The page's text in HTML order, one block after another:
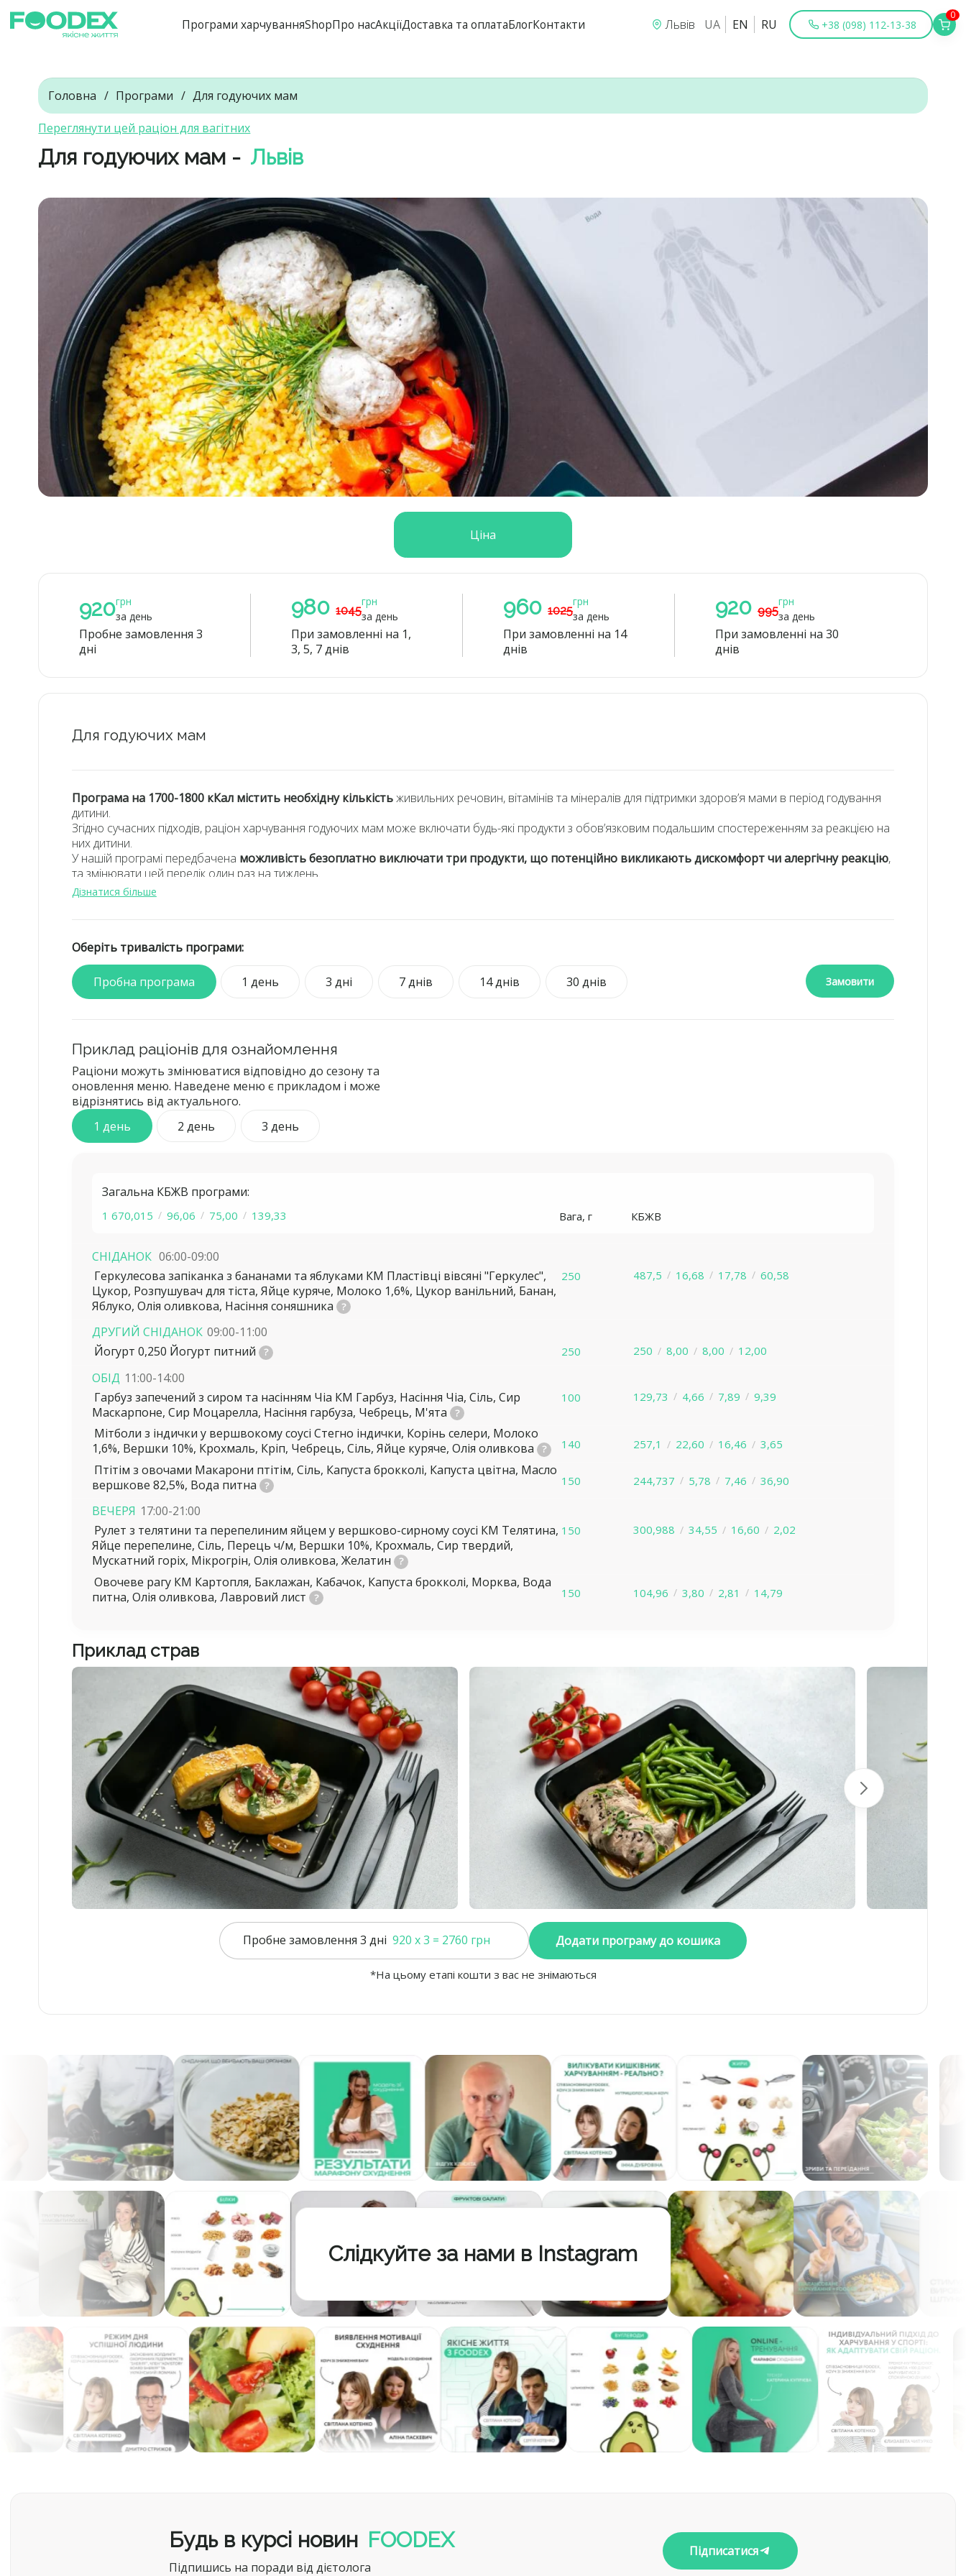
Програми харчуванняShopПро насАкціїДоставка та оплатаБлогКонтакти Львів UA EN RU +38 (098) 112-13-38
0
Головна Програми Для годуючих мам
Переглянути цей раціон для вагітних
Для годуючих мам - Львів
Ціна
920грн
за день
Пробне замовлення 3
дні
9801045
грн
за день
При замовленні на 1,
3, 5, 7 днів
960 1025
грн
за день
При замовленні на 14
днів
920995
грн
за день
При замовленні на 30
днів
Для годуючих мам
Програма на 1700-1800 кКал містить необхідну кількістьживильних речовин, вітамінів та мінералів для підтримки здоров’я мами в період годування
дитини.
Згідно сучасних підходів, раціон харчування годуючих мам може включати будь-які продукти з обов’язковим подальшим спостереженням за реакцією на
них дитини.
У нашій програмі передбачена можливість безоплатно виключати три продукти, що потенційно викликають дискомфорт чи алергічну реакцію,
та змінювати цей перелік один раз на тиждень.
Раціон розроблений лікарем з урахуванням загальних рекомендацій.
Необхідний баланс білків, жирів та вуглеводів.
Дізнатися більше
Оберіть тривалість програми:
Пробна програма 1 день 3 дні 7 днів 14 днів 30 днів Замовити
Приклад раціонів для ознайомлення
Раціони можуть змінюватися відповідно до сезону та
оновлення меню. Наведене меню є прикладом і може
відрізнятись від актуального.
1 день
2 день 3 день
Загальна КБЖВ програми:
1 670,015 96,06 75,00 139,33 Вага, г КБЖВ
СНІДАНОК 06:00-09:00
Геркулесова запіканка з бананами та яблуками КМ Пластівці вівсяні "Геркулес",
Цукор, Розпушувач для тіста, Яйце куряче, Молоко 1,6%, Цукор ванільний, Банан,
Яблуко, Олія оливкова, Насіння соняшника
250 487,5 16,68 17,78 60,58
ДРУГИЙ СНІДАНОК 09:00-11:00
Йогурт 0,250 Йогурт питний 250 250 8,00 8,00 12,00
ОБІД 11:00-14:00
Гарбуз запечений з сиром та насінням Чіа КМ Гарбуз, Насіння Чіа, Сіль, Сир
Маскарпоне, Сир Моцарелла, Насіння гарбуза, Чебрець, М'ята
100 129,73 4,66 7,89 9,39
Мітболи з індички у вершвокому соусіСтегно індички, Корінь селери, Молоко
1,6%, Вершки 10%, Крохмаль, Кріп, Чебрець, Сіль, Яйце куряче, Олія оливкова
140 257,1 22,60 16,46 3,65
Птітім з овочами Макарони птітім, Сіль, Капуста брокколі, Капуста цвітна, Масло
вершкове 82,5%, Вода питна
150 244,737 5,78 7,46 36,90
ВЕЧЕРЯ 17:00-21:00
Рулет з телятини та перепелиним яйцем у вершково-сирному соусі КМ Телятина,
Яйце перепелине, Сіль, Перець ч/м, Вершки 10%, Крохмаль, Сир твердий,
Мускатний горіх, Мікрогрін, Олія оливкова, Желатин
150 300,988 34,55 16,60 2,02
Овочеве рагу КМ Картопля, Баклажан, Кабачок, Капуста брокколі, Морква, Вода
питна, Олія оливкова, Лавровий лист
150 104,96 3,80 2,81 14,79
Приклад cтрав
Пробне замовлення 3 дні 920 x 3 = 2760 грн Додати програму до кошика
*На цьому етапі кошти з вас не знімаються
Слідкуйте за нами в Instagram
Будь в курсі новин FOODEX
Підпишись на поради від дієтолога
Підписатися